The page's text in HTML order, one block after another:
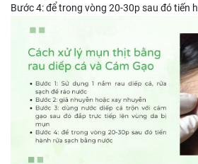
Bước 4: để trong vòng 20-30p sau đó tiến